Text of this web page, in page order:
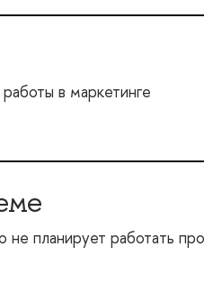
в маркетинге
не планирует работать